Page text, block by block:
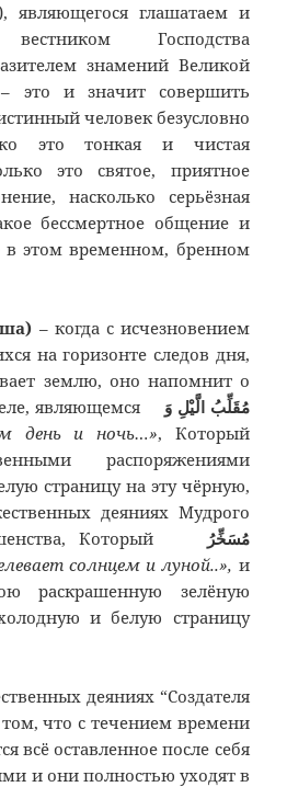
глашатаем и
вестником Господства
знамений Великой
это и значит совершить
человек безусловно
это тонкая и чистая
это святое, приятное
насколько серьёзная
бессмертное общение и
в этом временном, бренном
– когда с исчезновением
на горизонте следов дня,
землю, оно напомнит о
являющемся مُقَلِّبُ الَّيْلِ وَ
день и ночь…», Который
распоряжениями
страницу на эту чёрную,
деяниях Мудрого
Который
مُسَخِّرُ
солнцем и луной..», и
раскрашенную зелёную
и белую страницу
деяниях “Создателя
что с течением времени
всё оставленное после себя
и они полностью уходят в